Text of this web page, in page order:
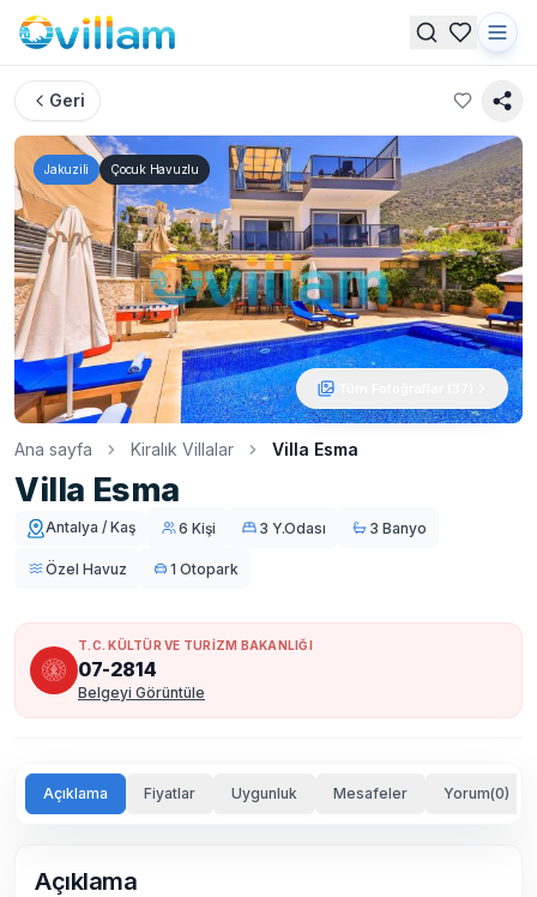
Geri
Jakuzili Çocuk Havuzlu
Ana sayfa Kiralık Villalar Villa Esma
Villa Esma
Antalya / Kaş 6 Kişi 3 Y.Odası 3 Banyo
Özel Havuz 1 Otopark
T.C. KÜLTÜR VE TURİZM BAKANLIĞI
07-2814
Belgeyi Görüntüle
Açıklama Fiyatlar Uygunluk Mesafeler Yorum(0)
Açıklama